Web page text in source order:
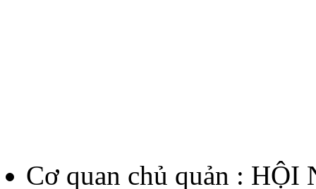
thưởng Báo chí Huỳnh
Cơ quan chủ quản :